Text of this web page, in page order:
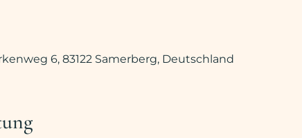
6, 83122 Samerberg, Deutschland